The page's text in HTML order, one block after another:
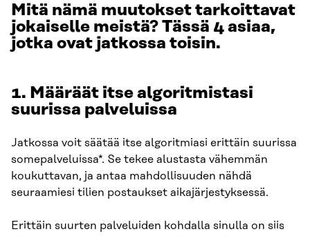
Mitä nämä muutokset tarkoittavat
jokaiselle meistä? Tässä 4 asiaa,
jotka ovat jatkossa toisin.
1. Määräät itse algoritmistasi
suurissa palveluissa
Jatkossa voit säätää itse algoritmiasi erittäin suurissa
somepalveluissa*. Se tekee alustasta vähemmän
koukuttavan, ja antaa mahdollisuuden nähdä
seuraamiesi tilien postaukset aikajärjestyksessä.
Erittäin suurten palveluiden kohdalla sinulla on siis